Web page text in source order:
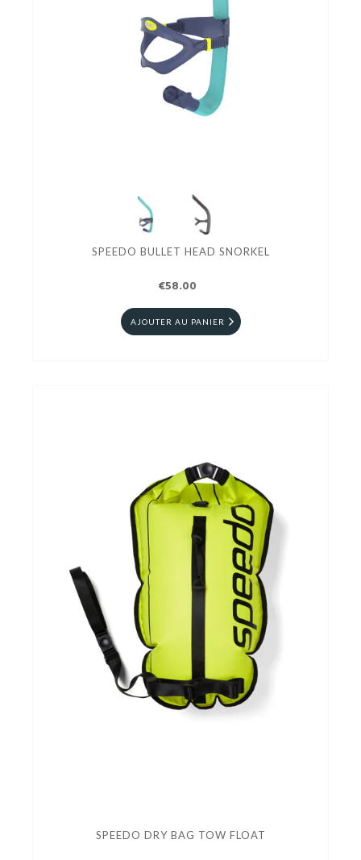
SPEEDO BULLET HEAD SNORKEL
€58.00
AJOUTER AU PANIER
SPEEDO DRY BAG TOW FLOAT